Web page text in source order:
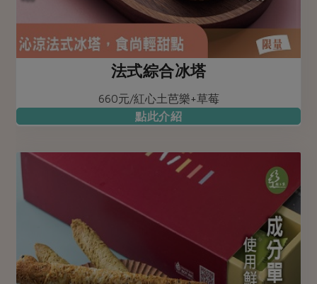
法式綜合冰塔
660元/紅心土芭樂+草莓
點此介紹